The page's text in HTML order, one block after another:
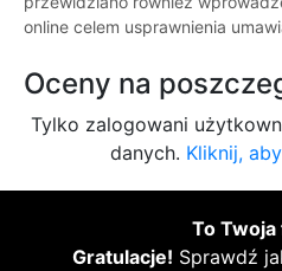
online celem usprawnienia
Oceny na
Tylko zalogowani
danych. Kliknij,
To
Gratulacje! Sprawdź